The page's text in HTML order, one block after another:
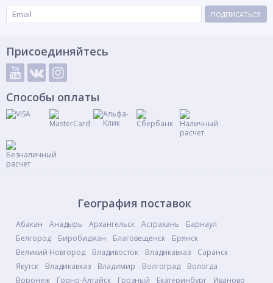
ПОДПИСАТЬСЯ
Присоединяйтесь
Способы оплаты
География поставок
Абакан Анадырь Архангельск Астрахань
Барнаул
Белгород
Биробиджан Благовещенск
Брянск
Великий Новгород
Владивосток Владикавказ
Саранск
Якутск
Владикавказ Владимир Волгоград
Вологда
Воронеж
Горно-Алтайск Грозный Екатеринбург Иваново